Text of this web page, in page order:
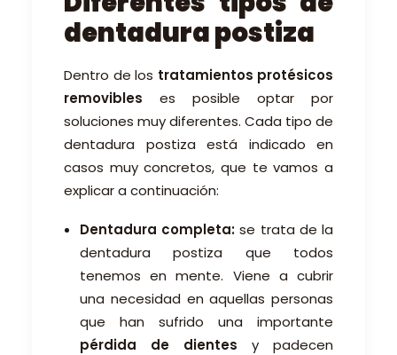
dentadura postiza
Dentro de los tratamientos protésicos
removibles es posible optar por
soluciones muy diferentes. Cada tipo de
dentadura postiza está indicado en
casos muy concretos, que te vamos a
explicar a continuación:
Dentadura completa: se trata de la
dentadura postiza que todos
tenemos en mente. Viene a cubrir
una necesidad en aquellas personas
que han sufrido una importante
pérdida de dientes y padecen